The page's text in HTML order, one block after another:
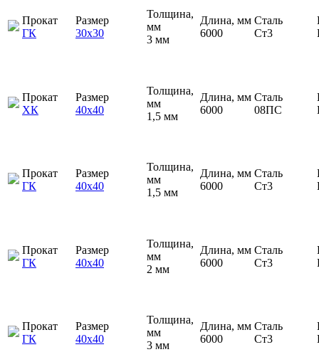
Прокат
ГК
Размер
30х30
Толщина,
мм
3 мм
Длина, мм
6000
Сталь
Ст3
Прокат
ХК
Размер
40х40
Толщина,
мм
1,5 мм
Длина, мм
6000
Сталь
08ПС
Прокат
ГК
Размер
40х40
Толщина,
мм
1,5 мм
Длина, мм
6000
Сталь
Ст3
Прокат
ГК
Размер
40х40
Толщина,
мм
2 мм
Длина, мм
6000
Сталь
Ст3
Прокат
ГК
Размер
40х40
Толщина,
мм
3 мм
Длина, мм
6000
Сталь
Ст3